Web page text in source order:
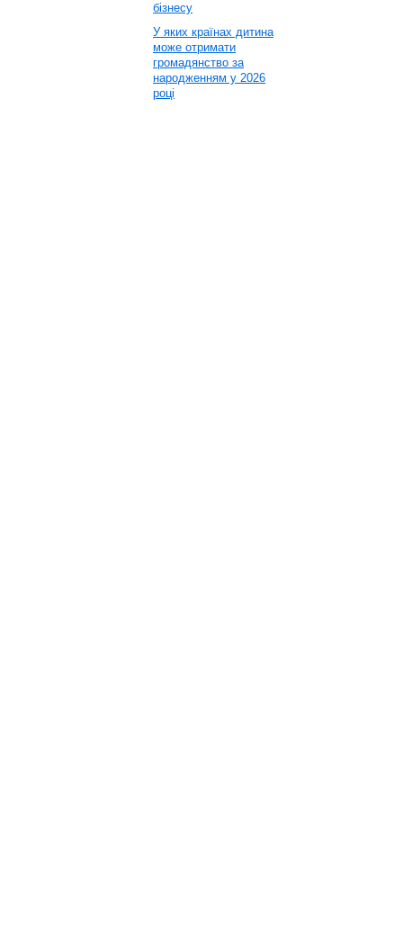
бізнесу
У яких країнах дитина
може отримати
громадянство за
народженням у 2026
році